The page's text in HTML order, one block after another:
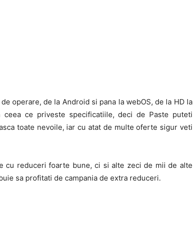
operare, de la Android si pana la webOS, de la HD la
ce priveste specificatiile, deci de Paste puteti
toate nevoile, iar cu atat de multe oferte sigur veti
cu reduceri foarte bune, ci si alte zeci de mii de alte
sa profitati de campania de extra reduceri.